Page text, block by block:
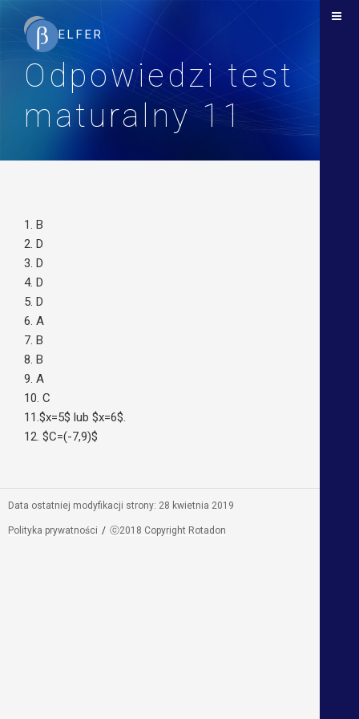
Odpowiedzi test
maturalny 11
1. B
2. D
3. D
4. D
5. D
6. A
7. B
8. B
9. A
10. C
11.$x=5$ lub $x=6$.
12. $C=(-7,9)$
Data ostatniej modyfikacji strony: 28 kwietnia 2019
Polityka prywatności ⓒ2018 Copyright Rotadon